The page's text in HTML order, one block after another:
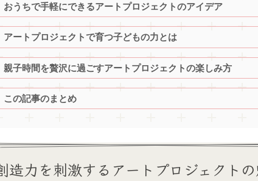
おうちで手軽にできるアートプロジェクトのアイデア
アートプロジェクトで育つ子どもの力とは
親子時間を贅沢に過ごすアートプロジェクトの楽しみ方
この記事のまとめ
造力を刺激するアートプロジェクト